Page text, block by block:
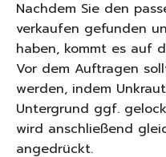
Nachdem Sie den
verkaufen gefunden
haben, kommt es auf
Vor dem Auftragen
werden, indem
Untergrund ggf.
wird anschließend
angedrückt.